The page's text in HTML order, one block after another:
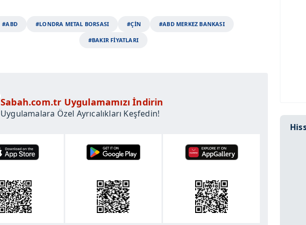
#ABD #LONDRA METAL BORSASI #ÇİN #ABD MERKEZ BANKASI
#BAKIR FİYATLARI
Sabah.com.tr Uygulamamızı İndirin
Uygulamalara Özel Ayrıcalıkları Keşfedin!